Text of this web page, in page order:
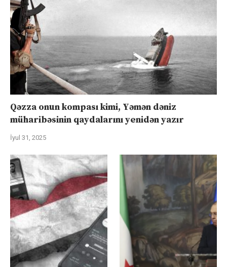
Qəzza onun kompası kimi, Yəmən dəniz
müharibəsinin qaydalarını yenidən yazır
İyul 31, 2025